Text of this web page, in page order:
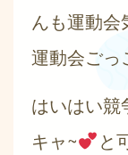
んも運動
運動会ごっ
はいはい競
キャ~
と